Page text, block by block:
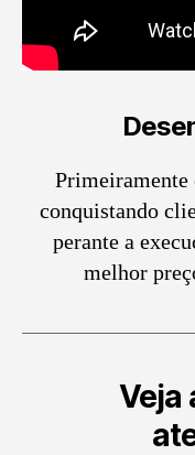
Primeiramente
conquistando
perante a
melhor
Veja